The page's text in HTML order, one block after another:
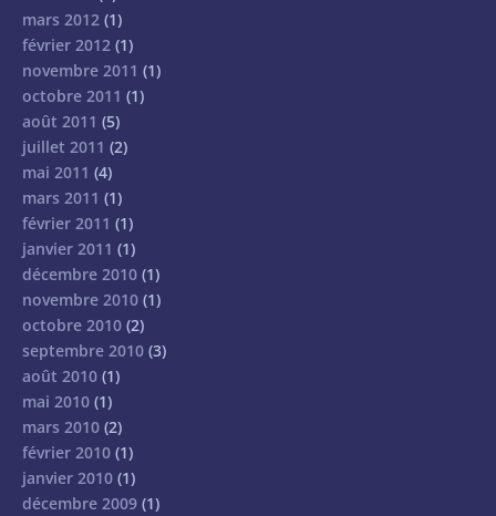
mars 2012 (1)
février 2012 (1)
novembre 2011 (1)
octobre 2011 (1)
août 2011 (5)
juillet 2011 (2)
mai 2011 (4)
mars 2011 (1)
février 2011 (1)
janvier 2011 (1)
décembre 2010 (1)
novembre 2010 (1)
octobre 2010 (2)
septembre 2010 (3)
août 2010 (1)
mai 2010 (1)
mars 2010 (2)
février 2010 (1)
janvier 2010 (1)
décembre 2009 (1)